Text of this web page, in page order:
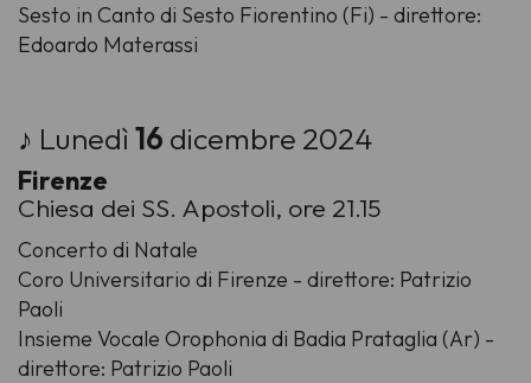
Sesto in Canto di Sesto Fiorentino (Fi) - direttore:
Edoardo Materassi
♪ Lunedì16 dicembre 2024
Firenze
Chiesa dei SS. Apostoli, ore 21.15
Concerto di Natale
Coro Universitario di Firenze - direttore: Patrizio
Paoli
Insieme Vocale Orophonia di Badia Prataglia (Ar) -
direttore: Patrizio Paoli